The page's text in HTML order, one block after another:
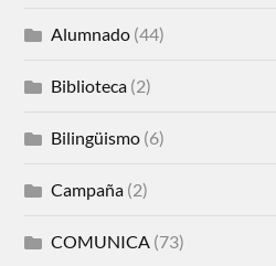
Alumnado (44)
Biblioteca (2)
Bilingüismo (6)
Campaña (2)
COMUNICA (73)